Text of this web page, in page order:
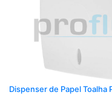
Dispenser de Papel